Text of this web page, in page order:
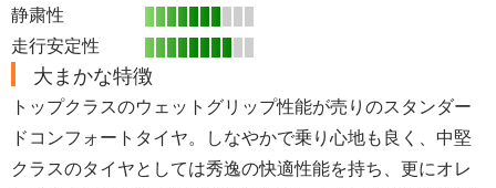
静粛性
走行安定性
大まかな特徴
トップクラスのウェットグリップ性能が売りのスタンダー
ドコンフォートタイヤ。しなやかで乗り心地も良く、中堅
クラスのタイヤとしては秀逸の快適性能を持ち、更にオレ